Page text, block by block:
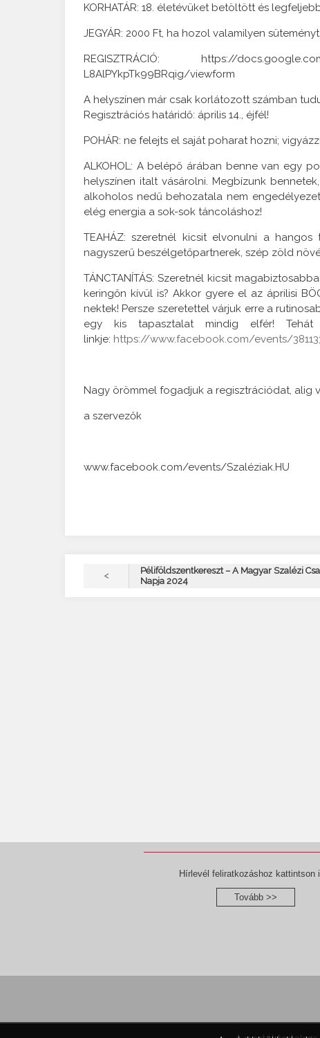
KORHATÁR: 18. életévüket betöltött és
JEGYÁR: 2000 Ft, ha hozol valamilyen
REGISZTRÁCIÓ: https://docs.google.com/
L8AlPYkpTk99BRqig/viewform
A helyszínen már csak korlátozott számban
Regisztrációs határidő: április 14., éjfél!
POHÁR: ne felejts el saját poharat hozni;
ALKOHOL: A belépő árában benne van egy
helyszínen italt vásárolni. Megbízunk
alkoholos nedű behozatala nem
elég energia a sok-sok táncoláshoz!
TEAHÁZ: szeretnél kicsit elvonulni a
nagyszerű beszélgetőpartnerek, szép zöld
TÁNCTANÍTÁS: Szeretnél kicsit
keringőn kívül is? Akkor gyere el az áprilisi
nektek! Persze szeretettel várjuk erre a
egy kis tapasztalat mindig elfér!
linkje: https://www.facebook.com/events/
Nagy örömmel fogadjuk a regisztrációdat, alig
a szervezők
www.facebook.com/events/Szaléziak.HU
<
Péliföldszentkereszt – A Magyar Szalézi
Napja 2024
Hírlevél feliratkozáshoz kattintson
Tovább >>